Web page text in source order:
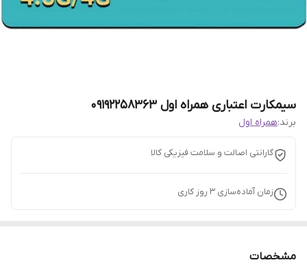
سیمکارت اعتباری همراه اول 09192258363
برند:همراه اول
گارانتی اصالت و سلامت فیزیکی کالا
زمان آماده‌سازی 3 روز کاری
مشخصات